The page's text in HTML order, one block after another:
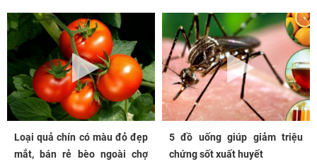
Loại quả chín có màu đỏ đẹp
mắt, bán rẻ bèo ngoài chợ
5 đồ uống giúp giảm triệu
chứng sốt xuất huyết